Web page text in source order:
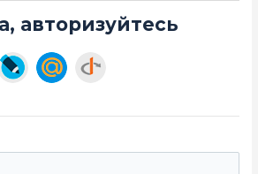
авторизуйтесь